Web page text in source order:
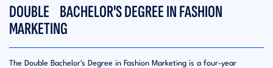
DOUBLE BACHELOR'S DEGREE IN FASHION
MARKETING
The Double Bachelor's Degree in Fashion Marketing is a four-year